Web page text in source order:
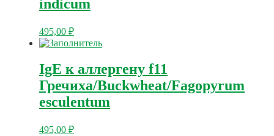
indicum
495,00 ₽
IgE к аллергену f11
Гречиха/Buckwheat/Fagopyrum
esculentum
495,00 ₽